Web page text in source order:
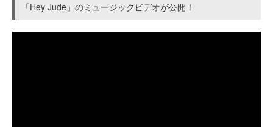
「Hey Jude」のミュージックビデオが公開！